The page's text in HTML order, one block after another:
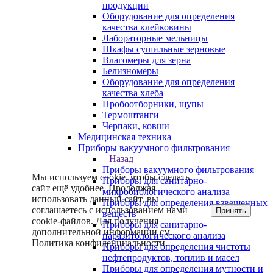
продукции
Оборудование для определения
качества клейковины
Лабораторные мельницы
Шкафы сушильные зерновые
Влагомеры для зерна
Белизномеры
Оборудование для определения
качества хлеба
Пробоотборники, щупы
Термоштанги
Черпаки, ковши
Медицинская техника
Приборы вакуумного фильтрования
Назад
Приборы вакуумного фильтрования
Приборы для санитарно-
микробиологического анализа
Приборы для определения взвешенных
веществ
Приборы для санитарно-
паразитологического анализа
Приборы для определения чистоты
нефтепродуктов, топлив и масел
Приборы для определения мутности и
Мы используем cookie, чтобы сделать
сайт ещё удобнее. Продолжая
использовать данный сайт, вы
соглашаетесь с использованием нами
cookie-файлов. Для получения
дополнительной информации см.
Политика конфиденциальности.
Принять